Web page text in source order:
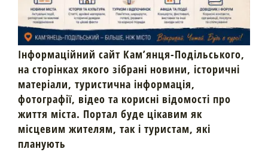
Інформаційний сайт Кам’янця-Подільського,
на сторінках якого зібрані новини, історичні
матеріали, туристична інформація,
фотографії, відео та корисні відомості про
життя міста. Портал буде цікавим як
місцевим жителям, так і туристам, які
планують